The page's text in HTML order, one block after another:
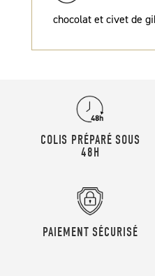
chocolat et civet de
COLIS PRÉPARÉ SOUS
48H
PAIEMENT SÉCURISÉ